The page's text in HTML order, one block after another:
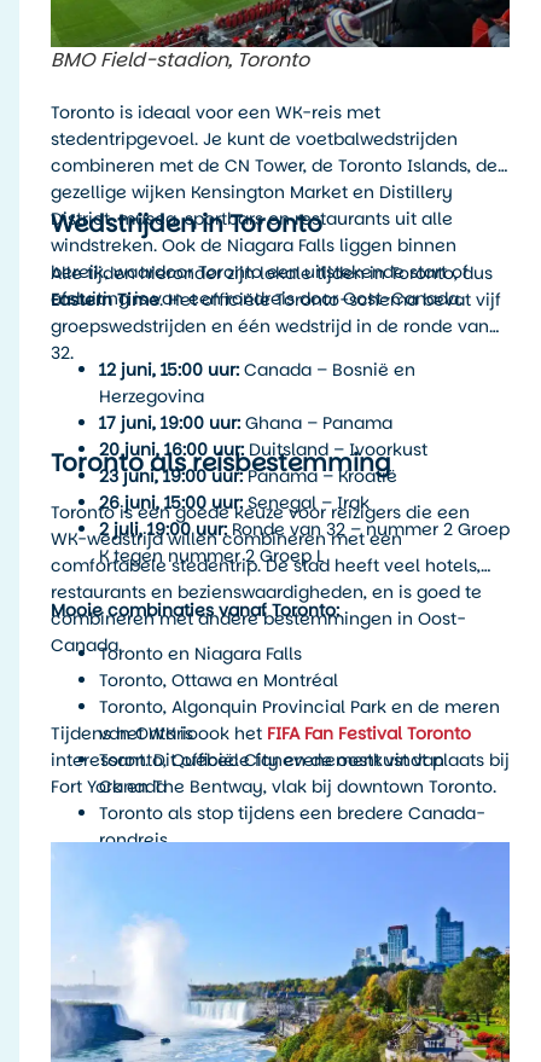
BMO Field-stadion, Toronto
Toronto is ideaal voor een WK-reis met
stedentripgevoel. Je kunt de voetbalwedstrijden
combineren met de CN Tower, de Toronto Islands, de
gezellige wijken Kensington Market en Distillery
District, musea, sportbars en restaurants uit alle
windstreken. Ook de Niagara Falls liggen binnen
bereik, waardoor Toronto een uitstekende start of
afsluiting is van een rondreis door Oost-Canada.
Wedstrijden in Toronto
Alle tijden hieronder zijn lokale tijden in Toronto, dus
Eastern Time. Het officiële Toronto-schema bevat vijf
groepswedstrijden en één wedstrijd in de ronde van
32.
12 juni, 15:00 uur: Canada – Bosnië en
Herzegovina
17 juni, 19:00 uur: Ghana – Panama
20 juni, 16:00 uur: Duitsland – Ivoorkust
23 juni, 19:00 uur:Panama – Kroatië
26 juni, 15:00 uur:Senegal – Irak
2 juli, 19:00 uur:Ronde van 32 – nummer 2 Groep
K tegen nummer 2 Groep L
Toronto als reisbestemming
Toronto is een goede keuze voor reizigers die een
WK-wedstrijd willen combineren met een
comfortabele stedentrip. De stad heeft veel hotels,
restaurants en bezienswaardigheden, en is goed te
combineren met andere bestemmingen in Oost-
Canada.
Mooie combinaties vanaf Toronto:
Toronto en Niagara Falls
Toronto, Ottawa en Montréal
Toronto, Algonquin Provincial Park en de meren
van Ontario
Toronto, Québec City en de oostkust van
Canada
Toronto als stop tijdens een bredere Canada-
rondreis
Tijdens het WK is ook het FIFA Fan Festival Toronto
interessant. Dit officiële fanevenement vindt plaats bij
Fort York en The Bentway, vlak bij downtown Toronto.